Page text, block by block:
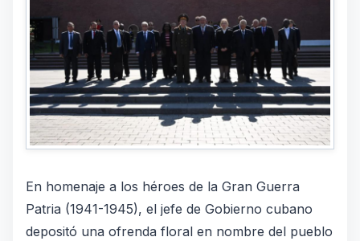
En homenaje a los héroes de la Gran Guerra
Patria (1941-1945), el jefe de Gobierno cubano
depositó una ofrenda floral en nombre del pueblo